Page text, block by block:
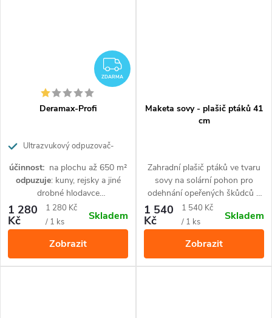
ZDARMA
ZDARMA
Deramax-Profi
Ultrazvukový odpuzovač‐
účinnost: na plochu až 650 m²
odpuzuje: kuny, rejsky a jiné
drobné hlodavce
napájení:ze sítě
potřeba dokoupit zvlášť)
NOVÁ VERZE PRODUKTU S
NOVÝM DESIGNEM,
ROZŠÍŘENÝM ÚHLEM
ODOLNOSTÍ VŮČI VODĚ (V
1 280
Kč
Měrná
cena:
1 280 Kč
/ 1 ks
Skladem
Zobrazit
Maketa sovy - plašič ptáků 41
cm
Zahradní plašič ptáků ve tvaru
sovy na solární pohon pro
odehnání opeřených škůdců a
hlodavců. Vydává reailisticý křik
a svítí očima. 24 hodinový
chod,
1 540
Kč
Měrná
cena:
1 540 Kč
/ 1 ks
Skladem
Zobrazit